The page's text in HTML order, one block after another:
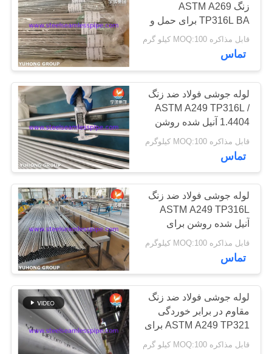
لوله باله
مبدل حرارتی
35
لوله مبدل حرارتی
482
زنگ ASTM A269
TP316L BA برای حمل و
نقل مایع و گاز دقیق
قابل مذاکره MOQ:100 کیلو گرم
تماس
لوله جوشی فولاد ضد زنگ
ASTM A249 TP316L /
1.4404 آنیل شده روشن
برای سوپر هیتر
قابل مذاکره MOQ:100 کیلوگرم
تماس
لوله جوشی فولاد ضد زنگ
ASTM A249 TP316L
آنیل شده روشن برای
صنعت لبنیات
قابل مذاکره MOQ:100 کیلوگرم
تماس
لوله جوشی فولاد ضد زنگ
مقاوم در برابر خوردگی
ASTM A249 TP321 برای
کاربردهای دمای بالا در
قابل مذاکره MOQ:100 کیلو گرم